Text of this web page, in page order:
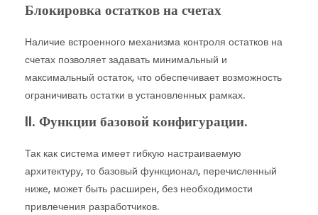
Блокировка остатков на счетах
Наличие встроенного механизма контроля остатков на
счетах позволяет задавать минимальный и
максимальный остаток, что обеспечивает возможность
ограничивать остатки в установленных рамках.
II. Функции базовой конфигурации.
Так как система имеет гибкую настраиваемую
архитектуру, то базовый функционал, перечисленный
ниже, может быть расширен, без необходимости
привлечения разработчиков.